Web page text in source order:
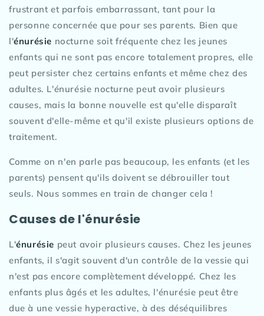
frustrant et parfois embarrassant, tant pour la
personne concernée que pour ses parents. Bien que
l'énurésie nocturne soit fréquente chez les jeunes
enfants qui ne sont pas encore totalement propres, elle
peut persister chez certains enfants et même chez des
adultes. L'énurésie nocturne peut avoir plusieurs
causes, mais la bonne nouvelle est qu'elle disparaît
souvent d'elle-même et qu'il existe plusieurs options de
traitement.
Comme on n'en parle pas beaucoup, les enfants (et les
parents) pensent qu'ils doivent se débrouiller tout
seuls. Nous sommes en train de changer cela !
Causes de l'énurésie
L'énurésie peut avoir plusieurs causes. Chez les jeunes
enfants, il s'agit souvent d'un contrôle de la vessie qui
n'est pas encore complètement développé. Chez les
enfants plus âgés et les adultes, l'énurésie peut être
due à une vessie hyperactive, à des déséquilibres